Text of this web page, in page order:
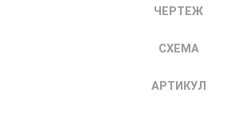
ЧЕРТЕЖ
СХЕМА
АРТИКУЛ